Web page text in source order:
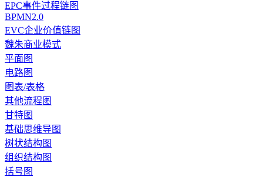
EPC事件过程链图
BPMN2.0
EVC企业价值链图
魏朱商业模式
平面图
电路图
图表/表格
其他流程图
甘特图
基础思维导图
树状结构图
组织结构图
括号图